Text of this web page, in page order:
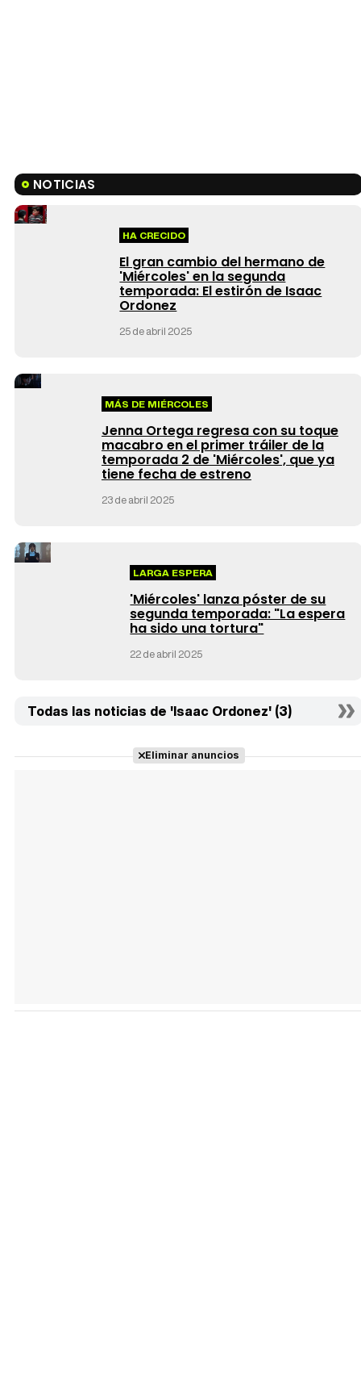
NOTICIAS
HA CRECIDO
El gran cambio del hermano de
'Miércoles' en la segunda
temporada: El estirón de Isaac
Ordonez
25 de abril 2025
MÁS DE MIÉRCOLES
Jenna Ortega regresa con su toque
macabro en el primer tráiler de la
temporada 2 de 'Miércoles', que ya
tiene fecha de estreno
23 de abril 2025
LARGA ESPERA
'Miércoles' lanza póster de su
segunda temporada: "La espera
ha sido una tortura"
22 de abril 2025
Todas las noticias de 'Isaac Ordonez' (3)
Eliminar anuncios